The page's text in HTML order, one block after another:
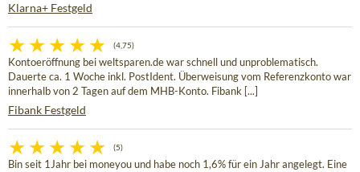
Klarna+ Festgeld
(4,75)
Kontoeröffnung bei weltsparen.de war schnell und unproblematisch.
Dauerte ca. 1 Woche inkl. PostIdent. Überweisung vom Referenzkonto war
innerhalb von 2 Tagen auf dem MHB-Konto. Fibank [...]
Fibank Festgeld
(5)
Bin seit 1Jahr bei moneyou und habe noch 1,6% für ein Jahr angelegt. Eine